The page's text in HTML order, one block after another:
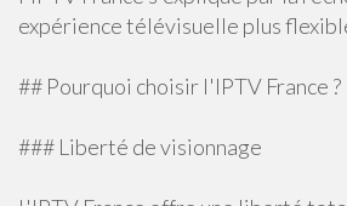
expérience télévisuelle plus
## Pourquoi choisir l'IPTV France ?
### Liberté de visionnage